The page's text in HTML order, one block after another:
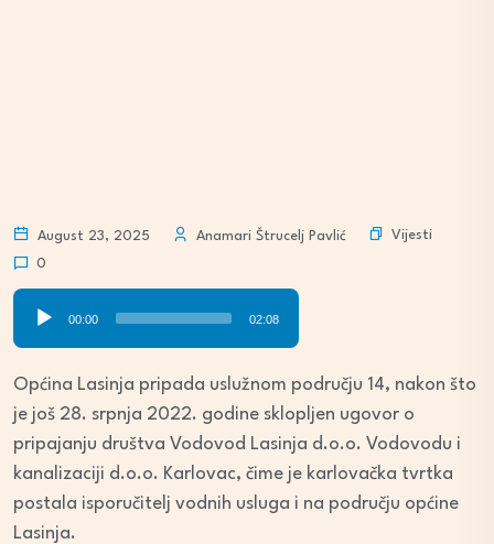
August 23, 2025 Anamari Štrucelj Pavlić
Vijesti
0
Audio
Player
00:00 02:08
Općina Lasinja pripada uslužnom području 14, nakon što
je još 28. srpnja 2022. godine sklopljen ugovor o
pripajanju društva Vodovod Lasinja d.o.o. Vodovodu i
kanalizaciji d.o.o. Karlovac, čime je karlovačka tvrtka
postala isporučitelj vodnih usluga i na području općine
Lasinja.